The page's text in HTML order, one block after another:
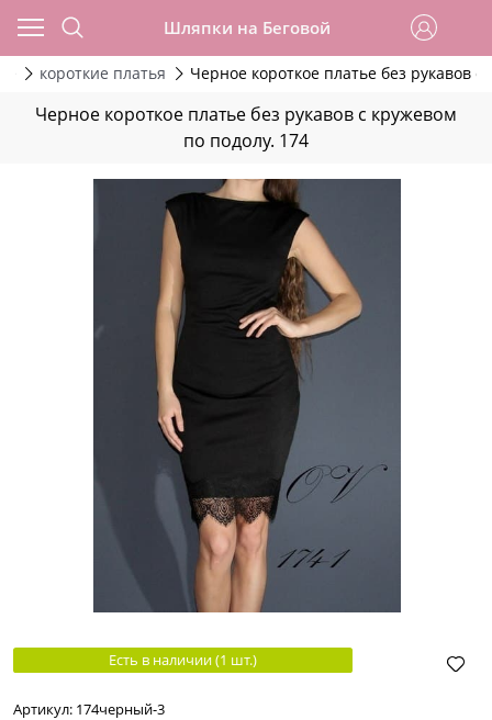
Шляпки на Беговой
короткие платья Черное короткое платье без рукавов
Черное короткое платье без рукавов с кружевом
по подолу. 174
Есть в наличии (1 шт.)
Артикул: 174черный-3